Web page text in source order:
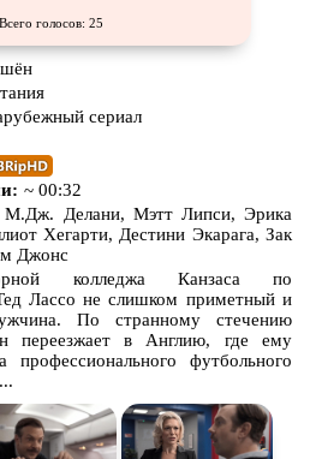
Всего голосов: 25
сериал
~ 00:32
М.Дж. Делани, Мэтт Липси, Эрика
Хегарти, Дестини Экарага, Зак
Джонс
колледжа Канзаса по
Лассо не слишком приметный и
По странному стечению
переезжает в Англию, где ему
профессионального футбольного